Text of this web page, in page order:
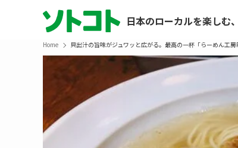
日本のローカルを楽しむ
Home 貝出汁の旨味がジュワッと広がる。最高の一杯「らーめん工房